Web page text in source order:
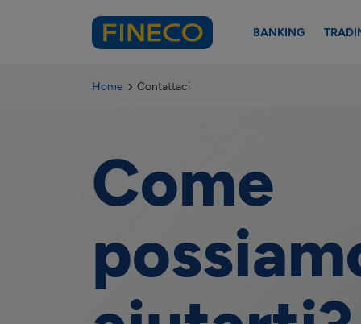
BANKING
Home Contattaci
Come